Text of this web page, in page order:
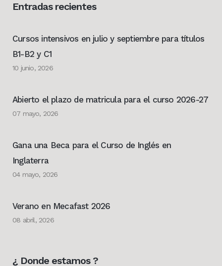
Entradas recientes
Cursos intensivos en julio y septiembre para títulos
B1-B2 y C1
10 junio, 2026
Abierto el plazo de matricula para el curso 2026-27
07 mayo, 2026
Gana una Beca para el Curso de Inglés en
Inglaterra
04 mayo, 2026
Verano en Mecafast 2026
08 abril, 2026
¿ Donde estamos ?